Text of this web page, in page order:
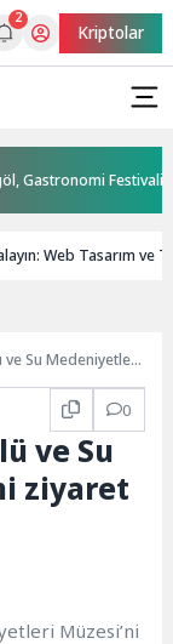
2
Kriptolar
Festivali İle
Web Tasarım ve
Su Medeniyetleri
0
ve Su
ziyaret